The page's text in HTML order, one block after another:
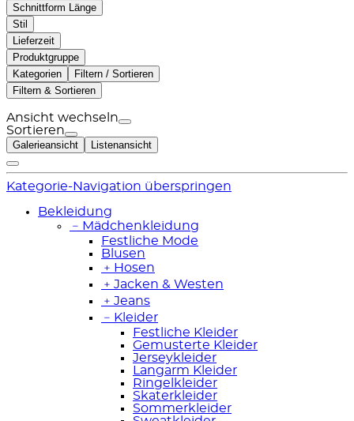
Schnittform Länge
Stil
Lieferzeit
Produktgruppe
Kategorien
Filtern / Sortieren
Filtern & Sortieren
Ansicht wechseln
Sortieren
Galerieansicht Listenansicht
Kategorie-Navigation überspringen
Bekleidung
﹣ Mädchenkleidung
Festliche Mode
Blusen
﹢ Hosen
﹢ Jacken & Westen
﹢ Jeans
﹣ Kleider
Festliche Kleider
Gemusterte Kleider
Jerseykleider
Langarm Kleider
Ringelkleider
Skaterkleider
Sommerkleider